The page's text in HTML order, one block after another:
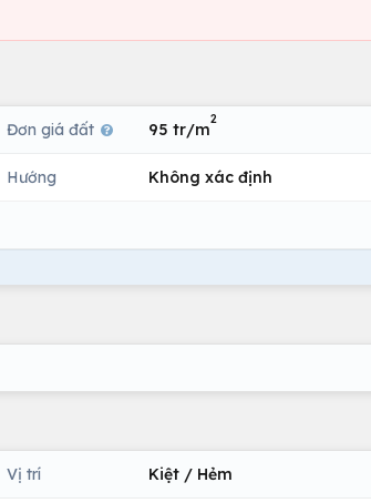
Đơn giá đất 95 tr/m
2
Hướng Không xác định
Vị trí Kiệt / Hẻm